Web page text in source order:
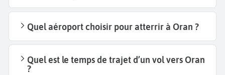
Quel aéroport choisir pour atterrir à Oran ?
Quel est le temps de trajet d’un vol vers Oran
?